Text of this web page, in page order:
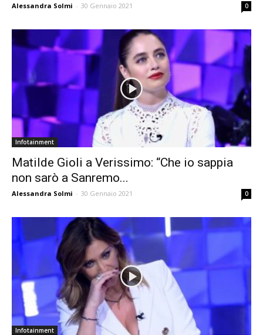
Alessandra Solmi - 30 Gennaio 2021 0
Infotainment
Matilde Gioli a Verissimo: “Che io sappia
non sarò a Sanremo...
Alessandra Solmi - 30 Gennaio 2021 0
Infotainment